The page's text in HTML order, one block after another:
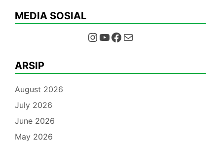
MEDIA SOSIAL
Instagram YouTube Facebook Mail
ARSIP
August 2026
July 2026
June 2026
May 2026